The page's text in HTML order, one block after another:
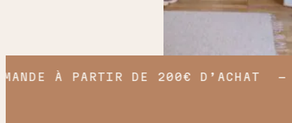
À PARTIR DE 200€ D’ACHAT